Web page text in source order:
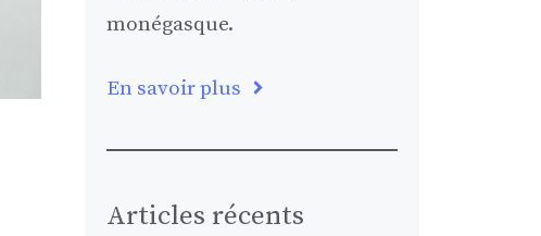
monégasque.
En savoir plus
Articles récents